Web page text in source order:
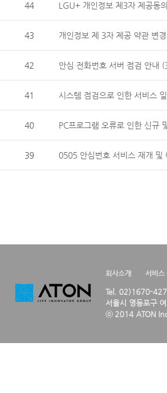
44 LGU+ 개인정보 제3자 제공
43 개인정보 제 3자 제공 약관 변경
42 안심 전화번호 서버 점검 안내
41 시스템 점검으로 인한 서비스
40 PC프로그램 오류로 인한 신규
39 0505 안심번호 서비스 재개 및
회사소개 서비스
Tel. 02)1670-
서울시 영등포구
ⓒ 2014 ATON